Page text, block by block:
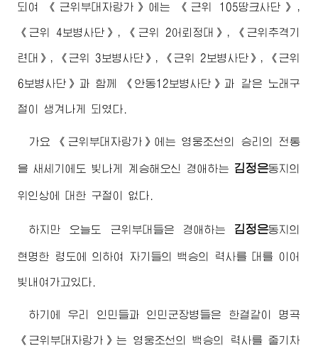
되여 《근위부대자랑가》에는 《근위 105땅크사단》,
《근위 4보병사단》, 《근위 2어뢰정대》, 《근위추격기
련대》, 《근위 3보병사단》, 《근위 2보병사단》, 《근위
6보병사단》과 함께 《안동12보병사단》과 같은 노래구
절이 생겨나게 되였다.
가요 《근위부대자랑가》에는 영웅조선의 승리의 전통
을 새세기에도 빛나게 계승해오신 경애하는 김정은동지 의
위인상에 대한 구절이 없다.
하지만 오늘도 근위부대들은 경애하는 김정은동지 의
현명한 령도에 의하여 자기들의 백승의 력사를 대를 이어
빛내여가고있다.
하기에 우리 인민들과 인민군장병들은 한결같이 명곡
《근위부대자랑가》는 영웅조선의 백승의 력사를 줄기차